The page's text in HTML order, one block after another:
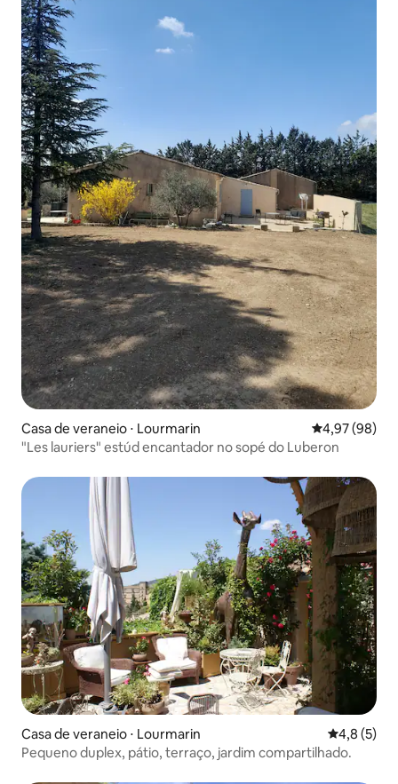
Casa de veraneio ⋅ Lourmarin 4,97 de uma
4,97 (98)
"Les lauriers" estúd encantador no sopé do Luberon
Casa de veraneio ⋅ Lourmarin 4,8 de
4,8 (5)
Pequeno duplex, pátio, terraço, jardim compartilhado.